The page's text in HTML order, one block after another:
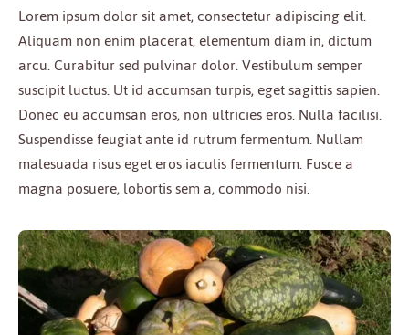
Lorem ipsum dolor sit amet, consectetur adipiscing elit.
Aliquam non enim placerat, elementum diam in, dictum
arcu. Curabitur sed pulvinar dolor. Vestibulum semper
suscipit luctus. Ut id accumsan turpis, eget sagittis sapien.
Donec eu accumsan eros, non ultricies eros. Nulla facilisi.
Suspendisse feugiat ante id rutrum fermentum. Nullam
malesuada risus eget eros iaculis fermentum. Fusce a
magna posuere, lobortis sem a, commodo nisi.